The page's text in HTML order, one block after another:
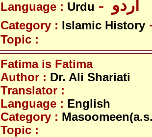
Language : Urdu
Category : Islamic History
Topic :
Fatima is Fatima
Author : Dr. Ali Shariati
Translator :
Language : English
Category :
Topic :